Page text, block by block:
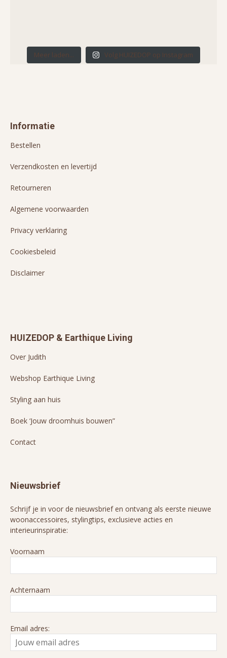
Meer laden... Volg HUIZEDOP op Instagram
Informatie
Bestellen
Verzendkosten en levertijd
Retourneren
Algemene voorwaarden
Privacy verklaring
Cookiesbeleid
Disclaimer
HUIZEDOP & Earthique Living
Over Judith
Webshop Earthique Living
Styling aan huis
Boek ‘Jouw droomhuis bouwen”
Contact
Nieuwsbrief
Schrijf je in voor de nieuwsbrief en ontvang als eerste nieuwe
woonaccessoires, stylingtips, exclusieve acties en
interieurinspiratie:
Voornaam
Achternaam
Email adres: